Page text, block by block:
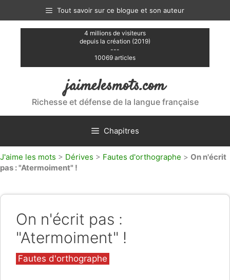
contenu
Tout savoir sur ce blogue et son auteur
4 millions de visiteurs
depuis la création (2019)
---
10069 articles
jaimelesmots.com
Richesse et défense de la langue française
Chapitres
J'aime les mots > Dérives > Fautes d'orthographe > On n'écrit
pas : "Atermoiment" !
On n'écrit pas :
"Atermoiment" !
Catégories
Fautes d'orthographe